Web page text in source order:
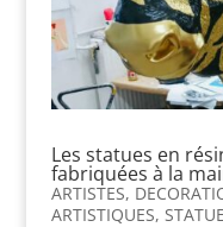
Les statues en
fabriquées à la
ARTISTES,
ARTISTIQUES,